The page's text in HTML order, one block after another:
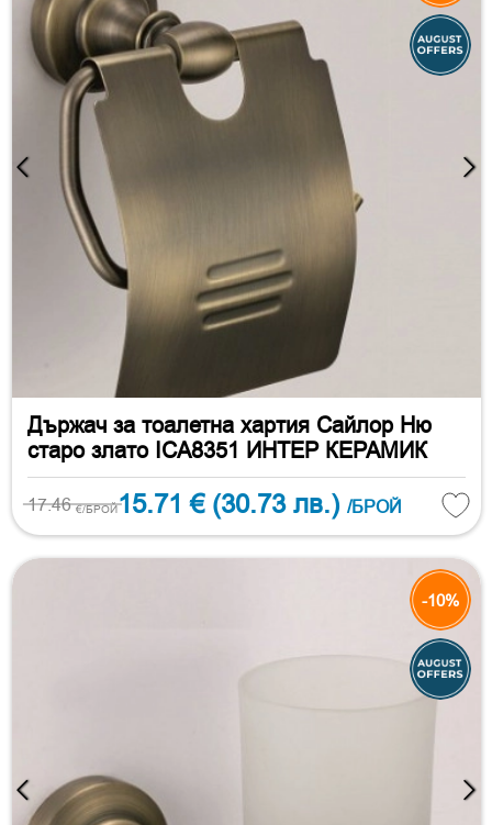
Държач за тоалетна хартия Сайлор Ню
старо злато ICA8351 ИНТЕР КЕРАМИК
17.46€/БРОЙ15.71 € (30.73 лв.) /БРОЙ
-10%